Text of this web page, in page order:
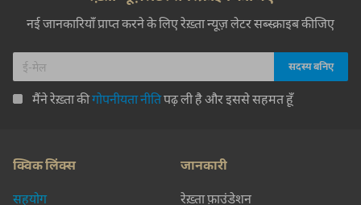
नई जानकारियाँ प्राप्त करने के लिए रेख़्ता न्यूज़ लेटर सब्स्क्राइब कीजिए
मैंने रेख़्ता कीगोपनीयता नीतिपढ़ ली है और इससे सहमत हूँ
क्विक लिंक्स
सहयोग
जानकारी
रेख़्ता फ़ाउंडेशन